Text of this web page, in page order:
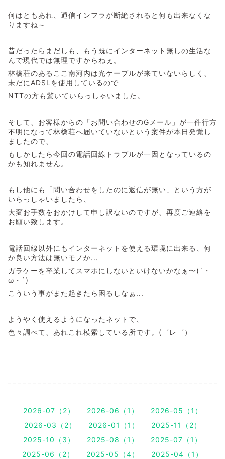
何はともあれ、通信インフラが断絶されると何も出来なくな
りますね～
昔だったらまだしも、もう既にインターネット無しの生活な
んで現代では無理ですからねぇ。
林檎荘のあるここ南河内は光ケーブルが来ていないらしく、
未だにADSLを使用しているので
NTTの方も驚いていらっしゃいました。
そして、お客様からの「お問い合わせのGメール」が一件行方
不明になって林檎荘へ届いていないという案件が本日発覚し
ましたので、
もしかしたら今回の電話回線トラブルが一因となっているの
かも知れません。
もし他にも「問い合わせをしたのに返信が無い」という方が
いらっしゃいましたら、
大変お手数をおかけして申し訳ないのですが、再度ご連絡を
お願い致します。
電話回線以外にもインターネットを使える環境に出来る、何
か良い方法は無いモノか...
ガラケーを卒業してスマホにしないといけないかなぁ〜(´・
ω・`)
こういう事がまた起きたら困るしなぁ...
ようやく使えるようになったネットで、
色々調べて、あれこれ模索している所です。(゜レ゜）
2026-07（2） 2026-06（1）
2026-05（1）
2026-03（2）
2026-01（1）
2025-11（2）
2025-10（3）
2025-08（1）
2025-07（1）
2025-06（2）
2025-05（4）
2025-04（1）